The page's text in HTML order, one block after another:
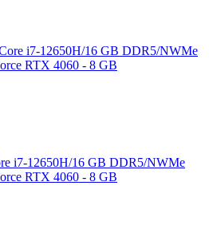
i7-12650H/16 GB DDR5/NWMe
RTX 4060 - 8 GB